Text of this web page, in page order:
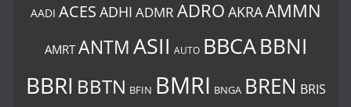
AADI ACES ADHI ADMR ADRO AKRAAMMN
AMRT ANTMASII AUTO BBCABBNI
BBRI BBTN BFIN BMRI BNGA BREN BRIS